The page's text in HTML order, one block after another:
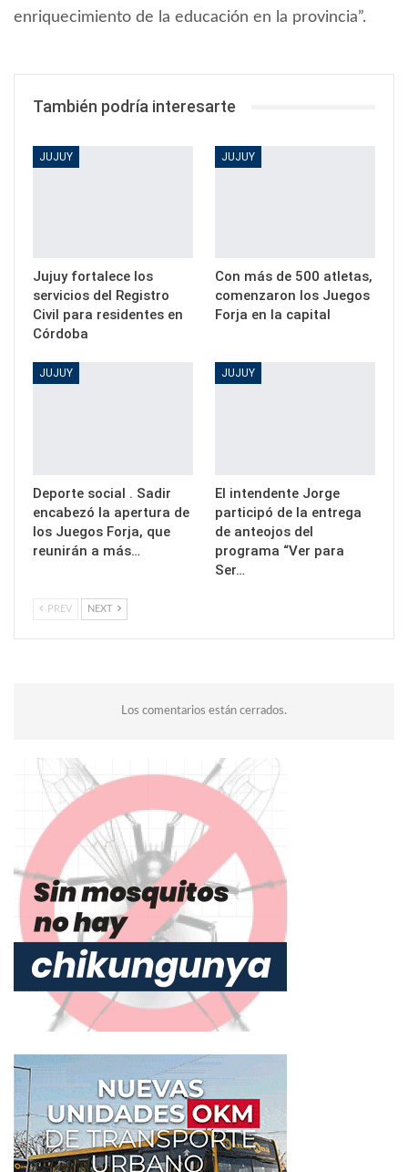
enriquecimiento de la educación en la provincia”.
También podría interesarte
JUJUY
Jujuy fortalece los
servicios del Registro
Civil para residentes en
Córdoba
JUJUY
Con más de 500 atletas,
comenzaron los Juegos
Forja en la capital
JUJUY
Deporte social . Sadir
encabezó la apertura de
los Juegos Forja, que
reunirán a más…
JUJUY
El intendente Jorge
participó de la entrega
de anteojos del
programa “Ver para
Ser…
PREV NEXT
Los comentarios están cerrados.